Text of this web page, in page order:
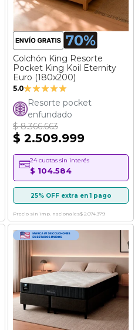
Colchón King Resorte
Pocket King Koil Eternity
Euro (180x200)
5.0Valoración:
100%
Resorte pocket
enfundado
$ 8.366.663
$ 2.509.999
24 cuotas sin interés
$ 104.584
25% OFF extra en 1 pago
Precio sin imp. nacionales$ 2.074.379